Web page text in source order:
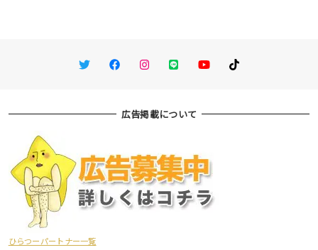
TwitterFacebookInstagram
LINE You TubeTikTok
広告掲載について
ひらつーパートナー一覧